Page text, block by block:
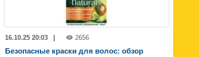
16.10.25 20:03 2656
Безопасные краски для волос: обзор